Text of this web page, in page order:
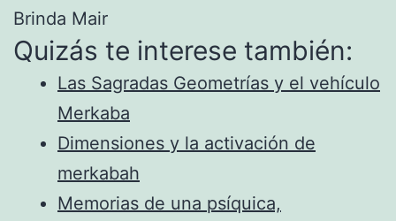
Brinda Mair
Quizás te interese también:
Las Sagradas Geometrías y el vehículo
Merkaba
Dimensiones y la activación de
merkabah
Memorias de una psíquica,